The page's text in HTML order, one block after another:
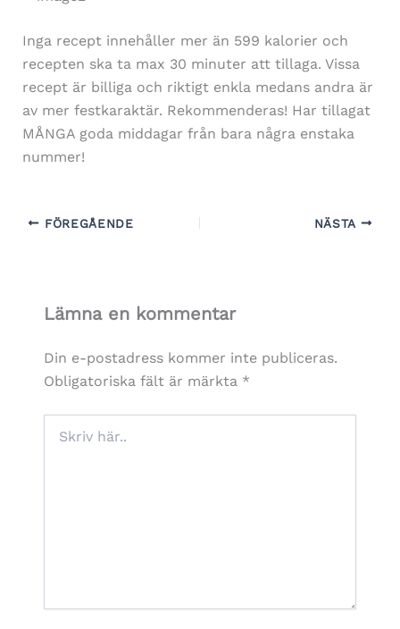
Inga recept innehåller mer än 599 kalorier och
recepten ska ta max 30 minuter att tillaga. Vissa
recept är billiga och riktigt enkla medans andra är
av mer festkaraktär. Rekommenderas! Har tillagat
MÅNGA goda middagar från bara några enstaka
nummer!
FÖREGÅENDE NÄSTA
Lämna en kommentar
Din e-postadress kommer inte publiceras.
Obligatoriska fält är märkta *
här..